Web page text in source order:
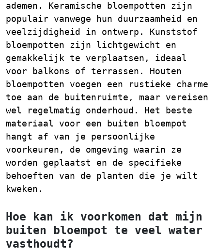
ademen. Keramische bloempotten zijn
populair vanwege hun duurzaamheid en
veelzijdigheid in ontwerp. Kunststof
bloempotten zijn lichtgewicht en
gemakkelijk te verplaatsen, ideaal
voor balkons of terrassen. Houten
bloempotten voegen een rustieke charme
toe aan de buitenruimte, maar vereisen
wel regelmatig onderhoud. Het beste
materiaal voor een buiten bloempot
hangt af van je persoonlijke
voorkeuren, de omgeving waarin ze
worden geplaatst en de specifieke
behoeften van de planten die je wilt
kweken.
Hoe kan ik voorkomen dat mijn
buiten bloempot te veel water
vasthoudt?